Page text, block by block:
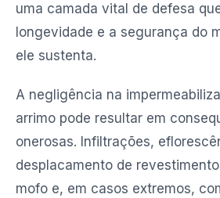
uma camada vital de defesa
longevidade e a segurança do
ele sustenta.
A negligência na
arrimo pode resultar em
onerosas. Infiltrações,
desplacamento de
mofo e, em casos extremos,